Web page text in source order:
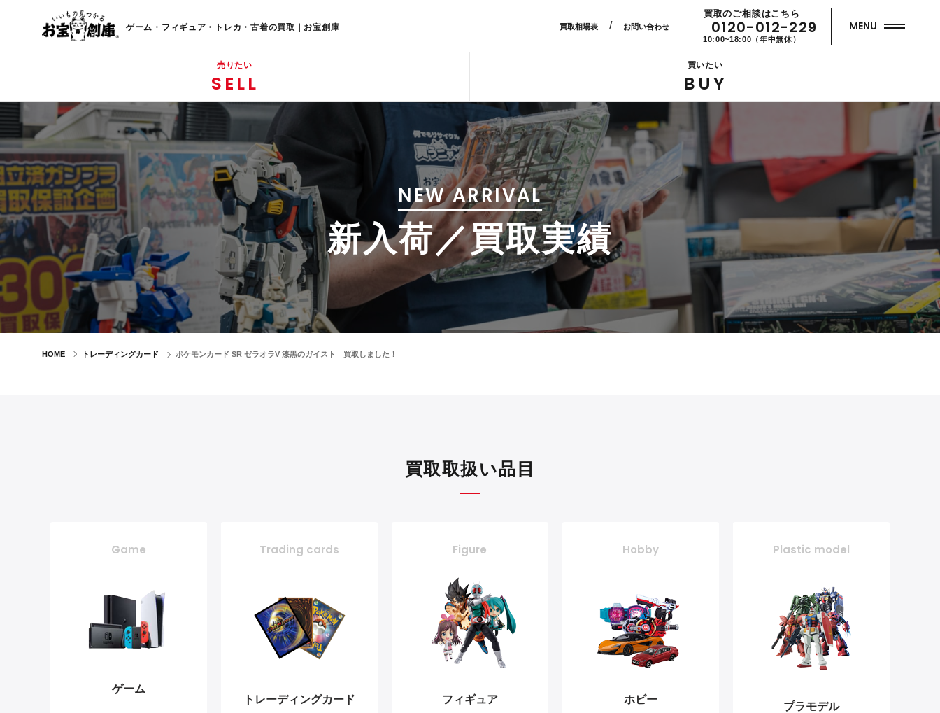
ゲーム・フィギュア・トレカ・古着の買取｜お宝創庫 買取相場表/ お問い合わせ
買取のご相談はこちら
0120-012-229
10:00~18:00（年中無休）
MENU
売りたい
SELL
買いたい
BUY
NEW ARRIVAL
新入荷／買取実績
HOME トレーディングカード ポケモンカード SR ゼラオラV 漆黒のガイスト 買取しました！
買取取扱い品目
Game
ゲーム
Trading cards
トレーディングカード
Figure
フィギュア
Hobby
ホビー
Plastic model
プラモデル